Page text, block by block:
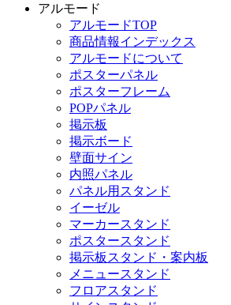
アルモード
アルモードTOP
商品情報インデックス
アルモードについて
ポスターパネル
ポスターフレーム
POPパネル
掲示板
掲示ボード
壁面サイン
内照パネル
パネル用スタンド
イーゼル
マーカースタンド
ポスタースタンド
掲示板スタンド・案内板
メニュースタンド
フロアスタンド